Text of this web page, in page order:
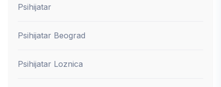
Psihijatar
Psihijatar Beograd
Psihijatar Loznica